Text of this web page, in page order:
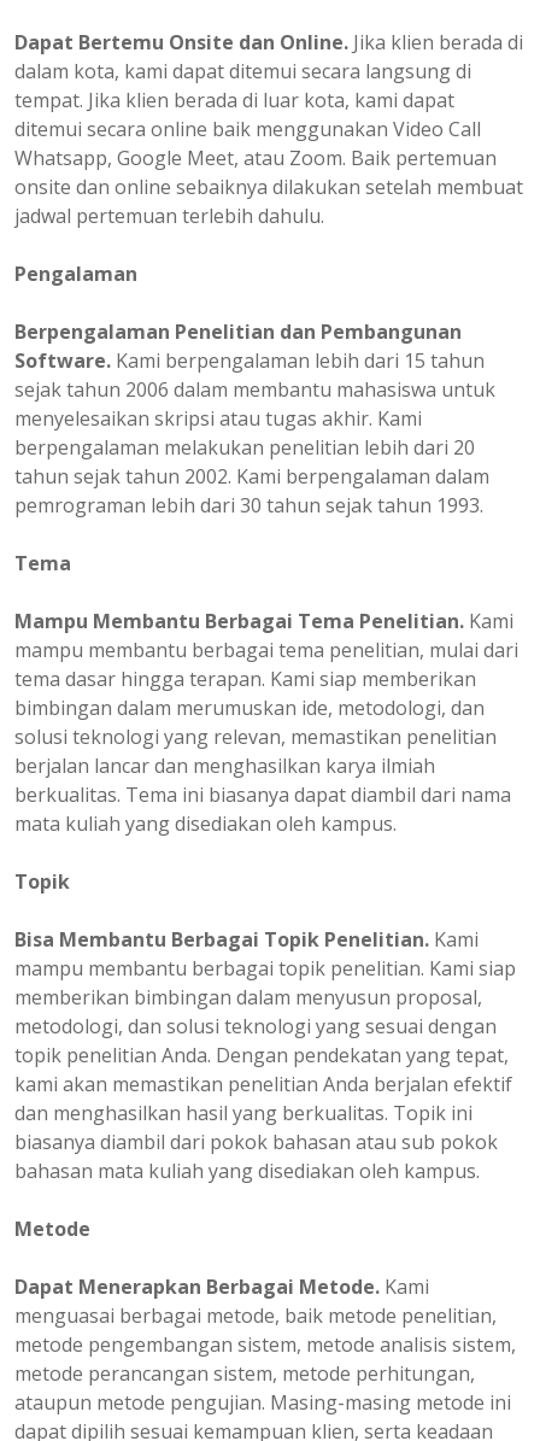
Dapat Bertemu Onsite dan Online. Jika klien berada di
dalam kota, kami dapat ditemui secara langsung di
tempat. Jika klien berada di luar kota, kami dapat
ditemui secara online baik menggunakan Video Call
Whatsapp, Google Meet, atau Zoom. Baik pertemuan
onsite dan online sebaiknya dilakukan setelah membuat
jadwal pertemuan terlebih dahulu.
Pengalaman
Berpengalaman Penelitian dan Pembangunan
Software. Kami berpengalaman lebih dari 15 tahun
sejak tahun 2006 dalam membantu mahasiswa untuk
menyelesaikan skripsi atau tugas akhir. Kami
berpengalaman melakukan penelitian lebih dari 20
tahun sejak tahun 2002. Kami berpengalaman dalam
pemrograman lebih dari 30 tahun sejak tahun 1993.
Tema
Mampu Membantu Berbagai Tema Penelitian. Kami
mampu membantu berbagai tema penelitian, mulai dari
tema dasar hingga terapan. Kami siap memberikan
bimbingan dalam merumuskan ide, metodologi, dan
solusi teknologi yang relevan, memastikan penelitian
berjalan lancar dan menghasilkan karya ilmiah
berkualitas. Tema ini biasanya dapat diambil dari nama
mata kuliah yang disediakan oleh kampus.
Topik
Bisa Membantu Berbagai Topik Penelitian. Kami
mampu membantu berbagai topik penelitian. Kami siap
memberikan bimbingan dalam menyusun proposal,
metodologi, dan solusi teknologi yang sesuai dengan
topik penelitian Anda. Dengan pendekatan yang tepat,
kami akan memastikan penelitian Anda berjalan efektif
dan menghasilkan hasil yang berkualitas. Topik ini
biasanya diambil dari pokok bahasan atau sub pokok
bahasan mata kuliah yang disediakan oleh kampus.
Metode
Dapat Menerapkan Berbagai Metode. Kami
menguasai berbagai metode, baik metode penelitian,
metode pengembangan sistem, metode analisis sistem,
metode perancangan sistem, metode perhitungan,
ataupun metode pengujian. Masing-masing metode ini
dapat dipilih sesuai kemampuan klien, serta keadaan